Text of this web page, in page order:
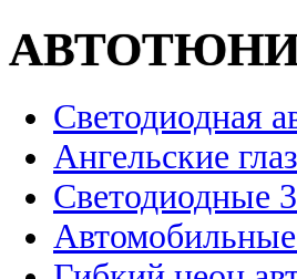
Светодиодная
Ангельские
Светодиодные